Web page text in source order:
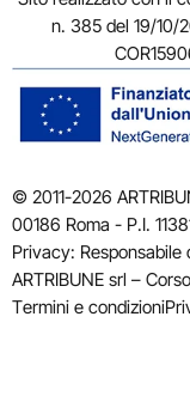
n. 385 del 19/10/
© 2011-2026
00186 Roma - P.I.
Privacy:
ARTRIBUNE srl –
Termini e condizioni